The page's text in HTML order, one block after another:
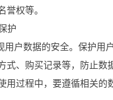
誉权等。
护
用户数据的安全。保护用
式、购买记录等，防止数
用过程中，要遵循相关的